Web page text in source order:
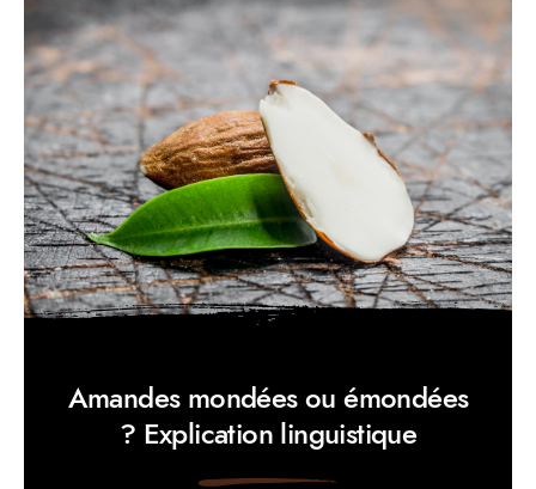
Amandes mondées ou émondées
? Explication linguistique